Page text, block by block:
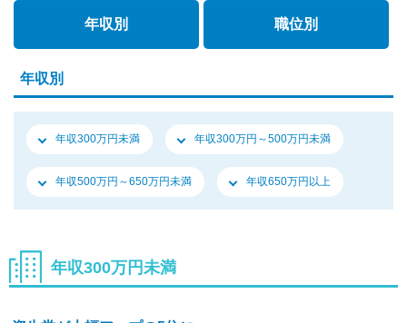
年収別 職位別
年収別
年収300万円未満 年収300万円～500万円未満
年収500万円～650万円未満 年収650万円以上
年収300万円未満